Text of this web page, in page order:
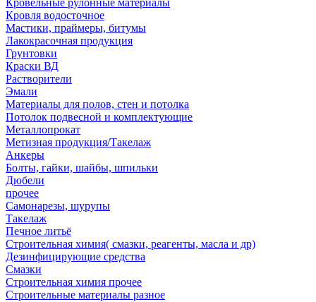
Кровельные рулонные материалы
Кровля водосточное
Мастики, праймеры, битумы
Лакокрасочная продукция
Грунтовки
Краски ВД
Растворители
Эмали
Материалы для полов, стен и потолка
Потолок подвесной и комплектующие
Металлопрокат
Метизная продукция/Такелаж
Анкеры
Болты, гайки, шайбы, шпильки
Дюбели
прочее
Самонарезы, шурупы
Такелаж
Печное литьё
Строительная химия( смазки, реагенты, масла и др)
Дезинфицирующие средства
Смазки
Строительная химия прочее
Строительные материалы разное